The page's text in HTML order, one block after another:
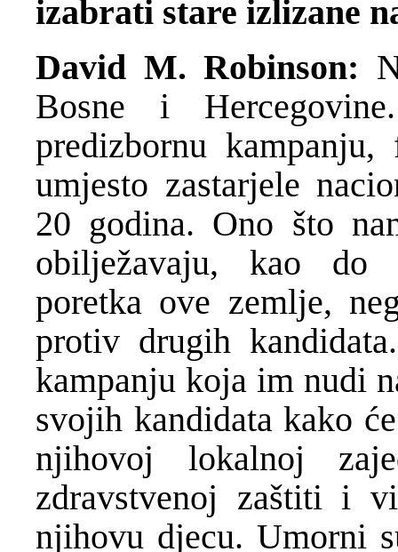
izabrati stare izlizane
David M. Robinson:
Bosne i
predizbornu
umjesto zastarjele
20 godina. Ono što
obilježavaju, kao do
poretka ove zemlje,
protiv drugih
kampanju koja im nudi
svojih kandidata kako
njihovoj lokalnoj
zdravstvenoj zaštiti i
njihovu djecu. Umorni